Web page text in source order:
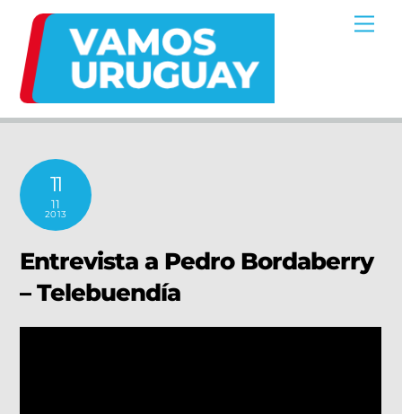
content
11
11
2013
Entrevista a Pedro Bordaberry
– Telebuendía